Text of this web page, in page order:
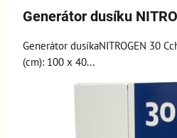
Generátor dusíku
Generátor dusíkaNITROGEN 30
(cm): 100 x 40...